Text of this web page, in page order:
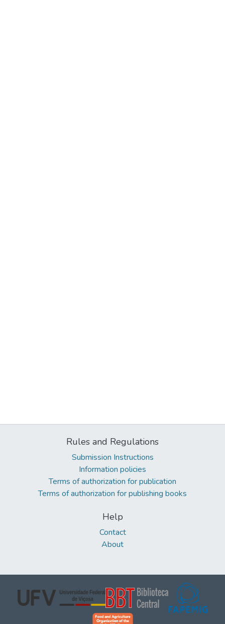
Rules and Regulations
Submission Instructions
Information policies
Terms of authorization for publication
Terms of authorization for publishing books
Help
Contact
About